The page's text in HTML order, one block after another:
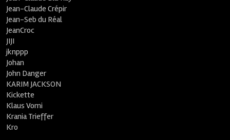
Jean-Claude Crépir
Jean-Seb du Réal
JeanCroc
JIJI
jknppp
Johan
John Danger
KARIM JACKSON
Kickette
Klaus Vomi
Krania Trieffer
Kro